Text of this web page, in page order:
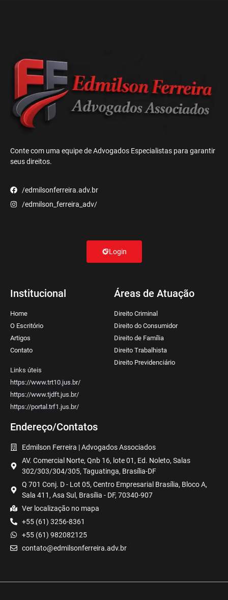
Conte com uma equipe de Advogados Especialistas para garantir
seus direitos.
/edmilsonferreira.adv.br
/edmilson_ferreira_adv/
Login
Institucional
Home
O Escritório
Artigos
Contato
Links úteis
https://www.trt10.jus.br/
https://www.tjdft.jus.br/
https://portal.trf1.jus.br/
Áreas de Atuação
Direito Criminal
Direito do Consumidor
Direito de Família
Direito Trabalhista
Direito Previdenciário
Endereço/Contatos
Edmilson Ferreira | Advogados Associados
AV. Comercial Norte, Qnb 16, lote 01, Ed. Noleto, Salas
302/303/304/305, Taguatinga, Brasília-DF
Q 701 Conj. D - Lot 05, Centro Empresarial Brasília, Bloco A,
Sala 411, Asa Sul, Brasília - DF, 70340-907
Ver localização no mapa
+55 (61) 3256-8361
+55 (61) 982082125
contato@edmilsonferreira.adv.br